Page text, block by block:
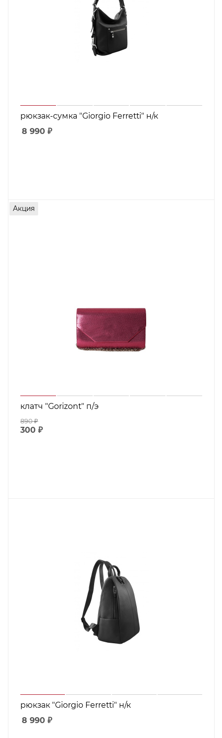
рюкзак-сумка "Giorgio Ferretti" н/к
8 990 ₽
Акция
клатч "Gorizont" п/э
890₽
300 ₽
рюкзак "Giorgio Ferretti" н/к
8 990 ₽